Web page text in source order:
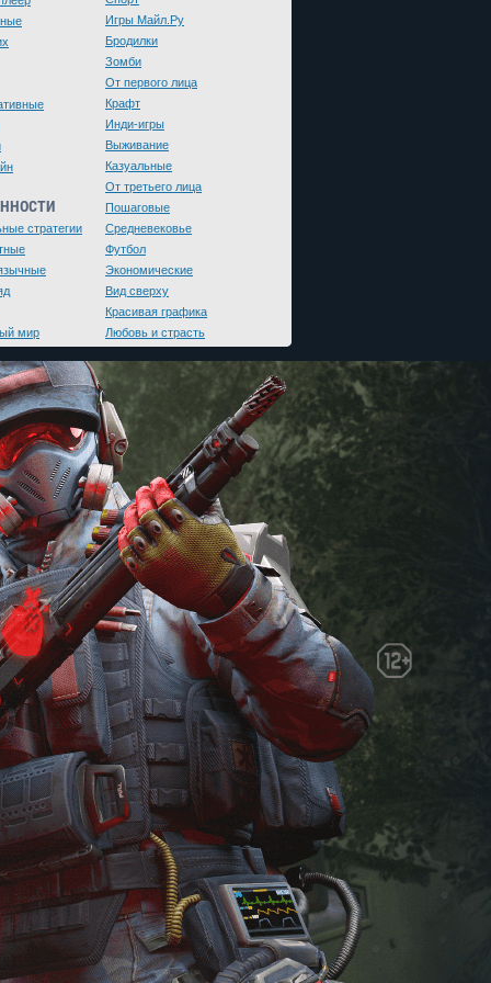
стратегии
мир
Игры Майл.Ру
Бродилки
Зомби
От первого лица
Крафт
Инди-игры
Выживание
Казуальные
От третьего лица
Пошаговые
Средневековье
Футбол
Экономические
Вид сверху
Красивая графика
Любовь и страсть